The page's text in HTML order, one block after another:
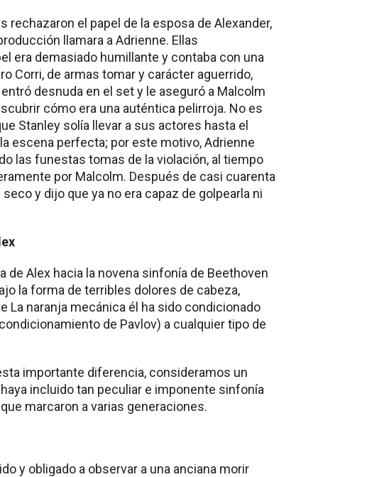
rechazaron el papel de la esposa de Alexander,
llamara a Adrienne. Ellas
era demasiado humillante y contaba con una
Corri, de armas tomar y carácter aguerrido,
desnuda en el set y le aseguró a Malcolm
cómo era una auténtica pelirroja. No es
Stanley solía llevar a sus actores hasta el
escena perfecta; por este motivo, Adrienne
las funestas tomas de la violación, al tiempo
por Malcolm. Después de casi cuarenta
y dijo que ya no era capaz de golpearla ni
de Alex hacia la novena sinfonía de Beethoven
la forma de terribles dolores de cabeza,
La naranja mecánica él ha sido condicionado
de Pavlov) a cualquier tipo de
importante diferencia, consideramos un
incluido tan peculiar e imponente sinfonía
marcaron a varias generaciones.
y obligado a observar a una anciana morir